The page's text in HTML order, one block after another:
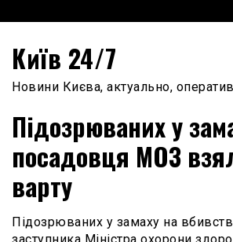
to
Київ 24/7
Новини Києва, актуально,
Підозрюваних у
посадовця МОЗ
варту
Підозрюваних у замаху на